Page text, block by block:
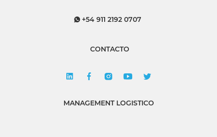
+54 911 2192 0707
CONTACTO
MANAGEMENT LOGISTICO